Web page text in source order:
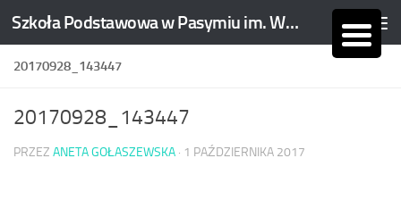
Skip to content Szkoła Podstawowa w Pasymiu im. Wojciecha Kętrzyńskiego
20170928_143447
20170928_143447
PRZEZ ANETA GOŁASZEWSKA · 1 PAŹDZIERNIKA 2017